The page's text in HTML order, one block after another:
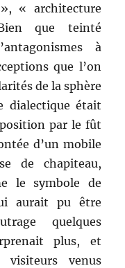
« architecture
que teinté
à
que l’on
de la sphère
dialectique était
par le fût
d’un mobile
de chapiteau,
le symbole de
aurait pu être
quelques
plus, et
venus